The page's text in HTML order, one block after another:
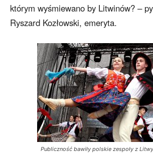
którym wyśmiewano by Litwinów? –
Ryszard Kozłowski, emeryta.
Publiczność bawiły polskie zespoły z